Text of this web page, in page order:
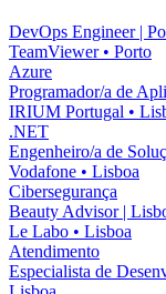
DevOps Engineer |
TeamViewer • Porto
Azure
Programador/a de
IRIUM Portugal •
.NET
Engenheiro/a de
Vodafone • Lisboa
Cibersegurança
Beauty Advisor |
Le Labo • Lisboa
Atendimento
Especialista de